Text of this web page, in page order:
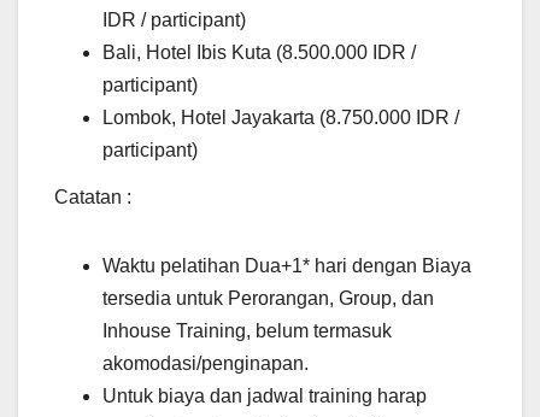
IDR / participant)
Bali, Hotel Ibis Kuta (8.500.000 IDR /
participant)
Lombok, Hotel Jayakarta (8.750.000 IDR /
participant)
Catatan :
Waktu pelatihan Dua+1* hari dengan Biaya
tersedia untuk Perorangan, Group, dan
Inhouse Training, belum termasuk
akomodasi/penginapan.
Untuk biaya dan jadwal training harap